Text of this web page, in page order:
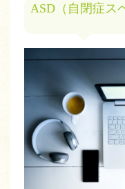
ASD（自閉症ス